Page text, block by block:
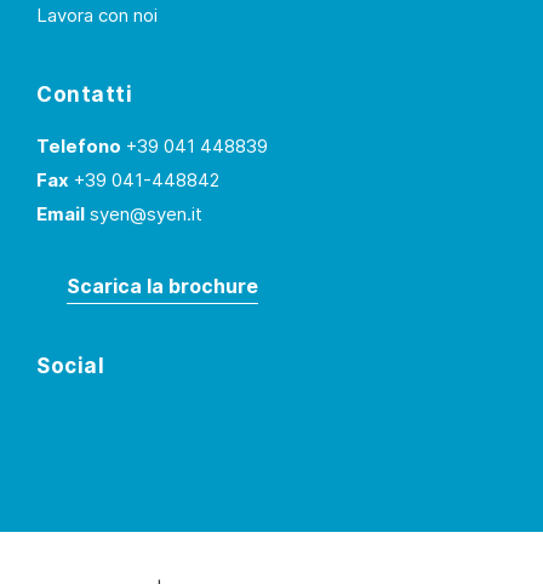
Lavora con noi
Contatti
Telefono +39 041 448839
Fax +39 041-448842
Emailsyen@syen.it
Scarica la brochure
Social